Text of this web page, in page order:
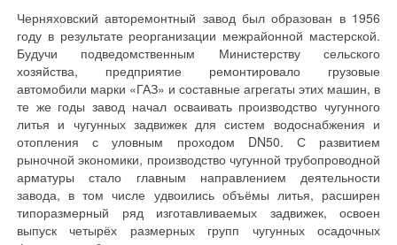
Черняховский авторемонтный завод был образован в 1956
году в результате реорганизации межрайонной мастерской.
Будучи подведомственным Министерству сельского
хозяйства, предприятие ремонтировало грузовые
автомобили марки «ГАЗ» и составные агрегаты этих машин, в
те же годы завод начал осваивать производство чугунного
литья и чугунных задвижек для систем водоснабжения и
отопления с уловным проходом DN50. С развитием
рыночной экономики, производство чугунной трубопроводной
арматуры стало главным направлением деятельности
завода, в том числе удвоились объёмы литья, расширен
типоразмерный ряд изготавливаемых задвижек, освоен
выпуск четырёх размерных групп чугунных осадочных